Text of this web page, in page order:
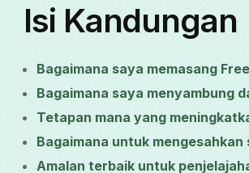
Isi Kandungan
Bagaimana saya memasang
Bagaimana saya menyambung
Tetapan mana yang
Bagaimana untuk
Amalan terbaik untuk